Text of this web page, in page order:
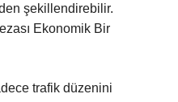
şekillendirebilir.
Ekonomik Bir
trafik düzenini